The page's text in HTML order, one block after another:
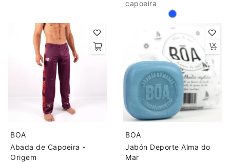
capoeira
BOA
Abada de Capoeira -
Origem
BOA
Jabón Deporte Alma do
Mar